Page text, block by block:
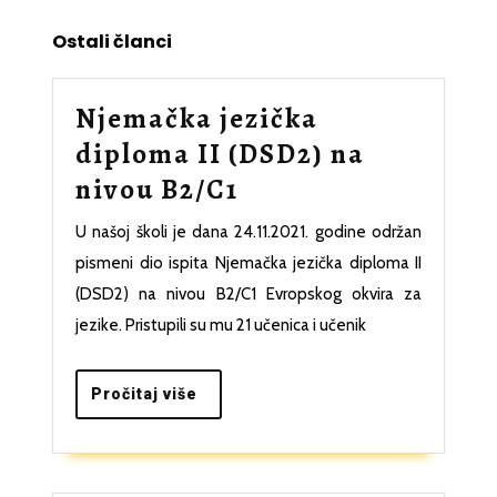
Ostali članci
Njemačka jezička
diploma II (DSD2) na
nivou B2/C1
jezička
diploma
II
(DSD2)
U našoj školi je dana 24.11.2021. godine održan
pismeni dio ispita Njemačka jezička diploma II
(DSD2) na nivou B2/C1 Evropskog okvira za
jezike. Pristupili su mu 21 učenica i učenik
Pročitaj više
više